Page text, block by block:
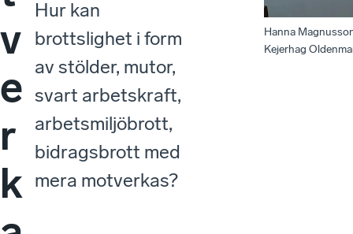
v
e
r
k
Hur kan
brottslighet i form
av stölder, mutor,
svart arbetskraft,
arbetsmiljöbrott,
bidragsbrott med
mera motverkas?
Hanna
Kejerhag